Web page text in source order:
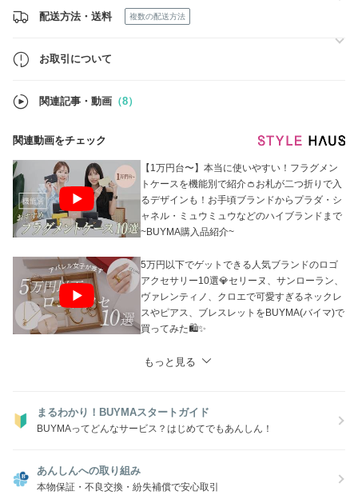
配送方法・送料 複数の配送方法
お取引について
関連記事・動画 （8）
関連動画をチェック
【1万円台〜】本当に使いやすい！フラグメン
トケースを機能別で紹介👛お札が二つ折りで入
るデザインも！お手頃ブランドからプラダ・シ
ャネル・ミュウミュウなどのハイブランドまで
~BUYMA購入品紹介~
5万円以下でゲットできる人気ブランドのロゴ
アクセサリー10選💎セリーヌ、サンローラン、
ヴァレンティノ、クロエで可愛すぎるネックレ
スやピアス、ブレスレットをBUYMA(バイマ)で
買ってみた🛍️✨
もっと見る
まるわかり！BUYMAスタートガイド
BUYMAってどんなサービス？はじめてでもあんしん！
あんしんへの取り組み
本物保証・不良交換・紛失補償で安心取引